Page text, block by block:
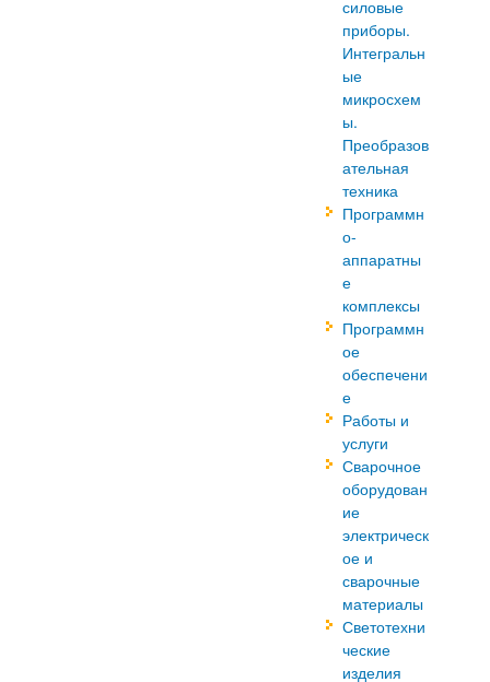
силовые
приборы.
Интегральн
ые
микросхем
ы.
Преобразов
ательная
техника
Программн
о-
аппаратны
е
комплексы
Программн
ое
обеспечени
е
Работы и
услуги
Сварочное
оборудован
ие
электрическ
ое и
сварочные
материалы
Светотехни
ческие
изделия